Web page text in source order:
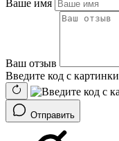
Ваше имя
Ваш отзыв
Введите код с картинки
Отправить